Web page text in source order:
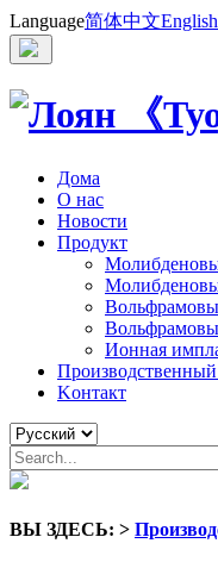
Language简体中文English
Дома
О нас
Новости
Продукт
Ионная
Производственный
Kонтакт
ВЫ ЗДЕСЬ: >